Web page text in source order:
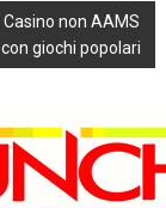
Casino non AAMS
con giochi popolari